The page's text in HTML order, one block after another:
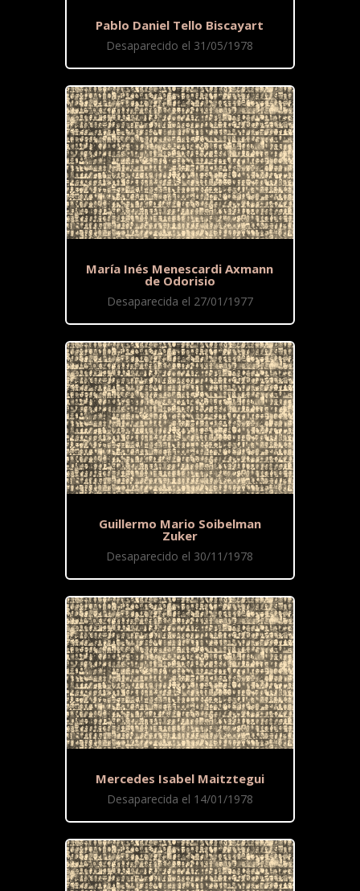
Pablo Daniel Tello Biscayart
Desaparecido el 31/05/1978
María Inés Menescardi Axmann
de Odorisio
Desaparecida el 27/01/1977
Guillermo Mario Soibelman
Zuker
Desaparecido el 30/11/1978
Mercedes Isabel Maitztegui
Desaparecida el 14/01/1978